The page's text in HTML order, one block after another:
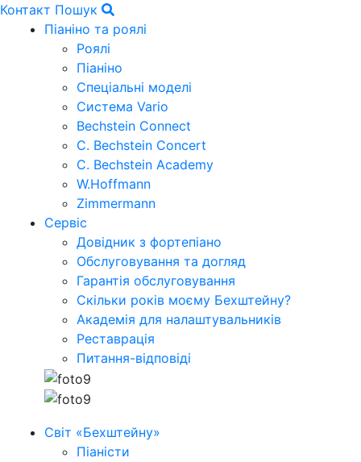
Контакт Пошук
Піаніно та роялі
Роялі
Піаніно
Спеціальні моделі
Система Vario
Bechstein Connect
C. Bechstein Concert
C. Bechstein Academy
W.Hoffmann
Zimmermann
Сервіс
Довідник з фортепіано
Обслуговування та догляд
Гарантія обслуговування
Скільки років моєму Бехштейну?
Академія для налаштувальників
Реставрація
Питання-відповіді
Світ «Бехштейну»
Піаністи